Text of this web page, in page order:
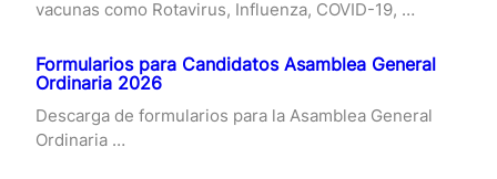
vacunas como Rotavirus, Influenza, COVID-19, …
Formularios para Candidatos Asamblea General
Ordinaria 2026
Descarga de formularios para la Asamblea General
Ordinaria …